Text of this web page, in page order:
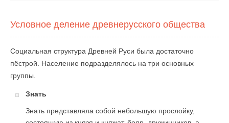
Условное деление древнерусского общества
Социальная структура Древней Руси была достаточно
пёстрой. Население подразделялось на три основных
группы.
Знать
Знать представляла собой небольшую прослойку,